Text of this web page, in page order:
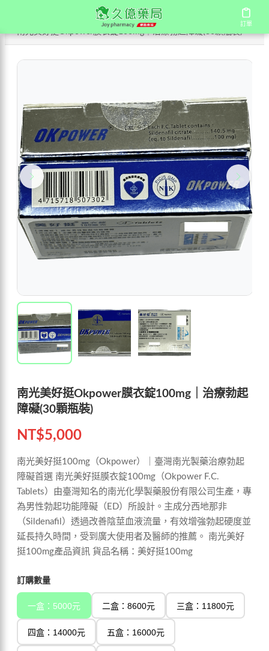
訂單
訂單
國產壯陽藥
/
南光美好挺Okpower膜衣錠100mg｜治療勃起障礙(30顆瓶裝)
南光美好挺Okpower膜衣錠100mg｜治療勃起
障礙(30顆瓶裝)
NT$5,000
南光美好挺100mg（Okpower）｜臺灣南光製藥治療勃起
障礙首選 南光美好挺膜衣錠100mg（Okpower F.C.
Tablets）由臺灣知名的南光化學製藥股份有限公司生產，專
為男性勃起功能障礙（ED）所設計。主成分西地那非
（Sildenafil）透過改善陰莖血液流量，有效增強勃起硬度並
延長持久時間，受到廣大使用者及醫師的推薦。 南光美好
挺100mg產品資訊 貨品名稱：美好挺100mg
訂購數量
一盒：5000元 二盒：8600元 三盒：11800元
四盒：14000元 五盒：16000元